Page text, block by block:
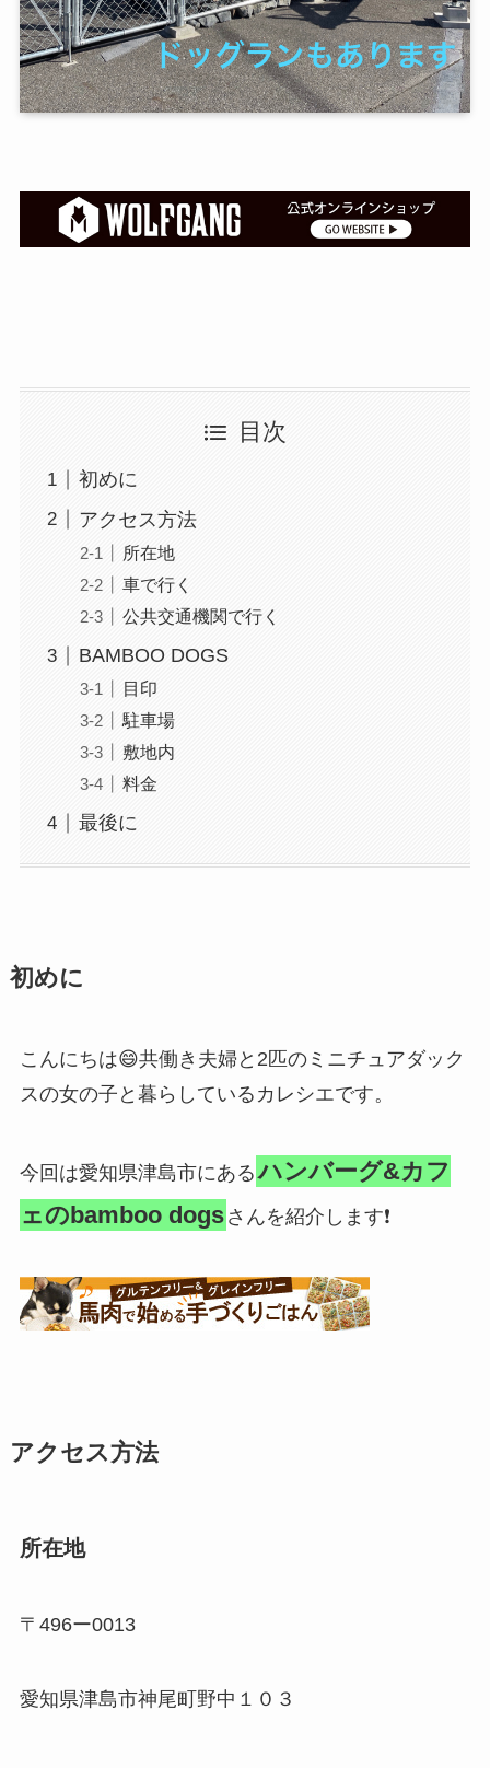
目次
初めに
アクセス方法
所在地
車で行く
公共交通機関で行く
BAMBOO DOGS
目印
駐車場
敷地内
料金
最後に
初めに
こんにちは😄共働き夫婦と2匹のミニチュアダック
スの女の子と暮らしているカレシエです。
今回は愛知県津島市にあるハンバーグ&カフ
ェのbamboo dogs さんを紹介します❗️
アクセス方法
所在地
〒496ー0013
愛知県津島市神尾町野中１０３